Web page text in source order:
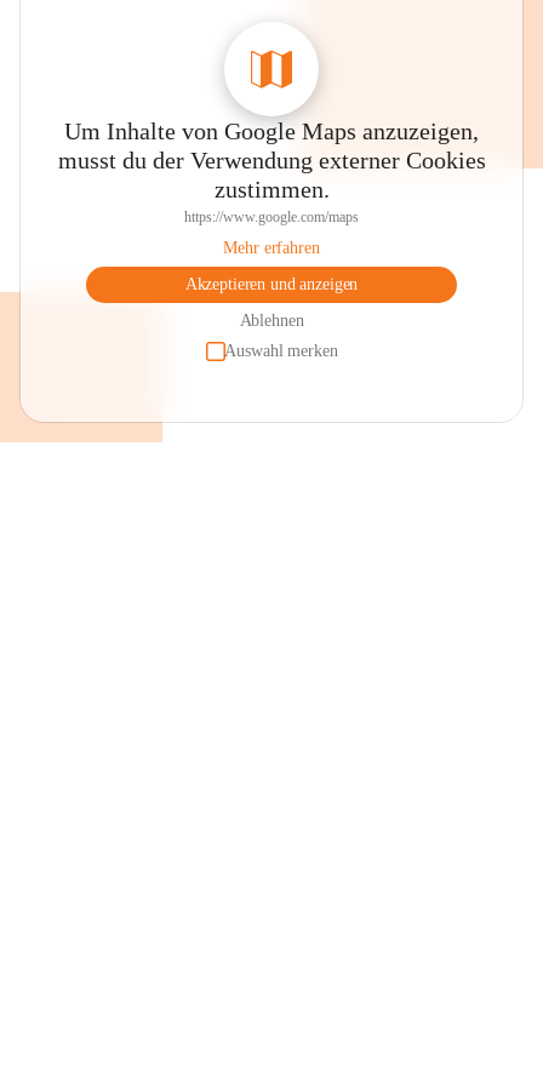
Um Inhalte von Google Maps anzuzeigen,
musst du der Verwendung externer Cookies
zustimmen.
https://www.google.com/maps
Mehr erfahren
Akzeptieren und anzeigen
Ablehnen
Auswahl merken